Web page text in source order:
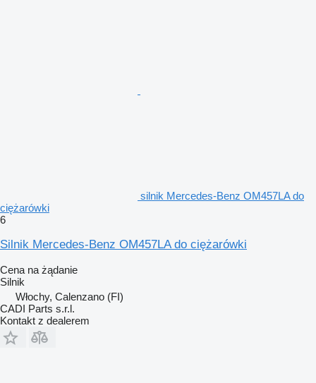
silnik Mercedes-Benz OM457LA do
ciężarówki
6
Silnik Mercedes-Benz OM457LA do ciężarówki
Cena na żądanie
Silnik
Włochy, Calenzano (FI)
CADI Parts s.r.l.
Kontakt z dealerem